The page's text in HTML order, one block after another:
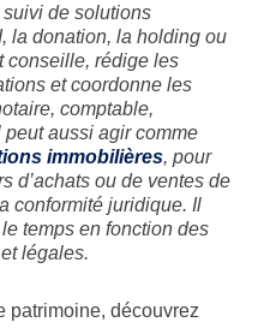
de solutions
la donation, la holding ou
conseille, rédige les
et coordonne les
comptable,
aussi agir comme
immobilières, pour
d’achats ou de ventes de
conformité juridique. Il
temps en fonction des
légales.
patrimoine, découvrez